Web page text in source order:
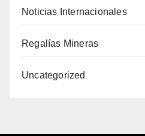
Noticias Internacionales
Regalías Mineras
Uncategorized